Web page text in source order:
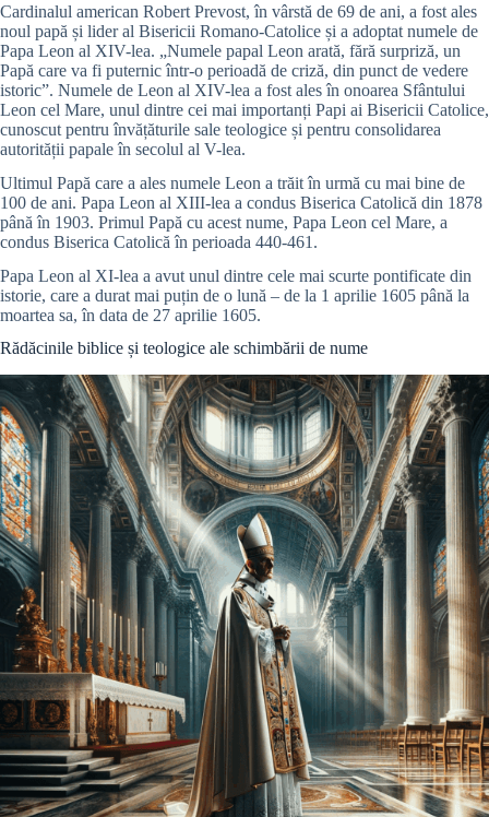
Cardinalul american Robert Prevost, în vârstă de 69 de ani, a fost ales
noul papă și lider al Bisericii Romano-Catolice și a adoptat numele de
Papa Leon al XIV-lea. „Numele papal Leon arată, fără surpriză, un
Papă care va fi puternic într-o perioadă de criză, din punct de vedere
istoric”. Numele de Leon al XIV-lea a fost ales în onoarea Sfântului
Leon cel Mare, unul dintre cei mai importanți Papi ai Bisericii Catolice,
cunoscut pentru învățăturile sale teologice și pentru consolidarea
autorității papale în secolul al V-lea.
Ultimul Papă care a ales numele Leon a trăit în urmă cu mai bine de
100 de ani. Papa Leon al XIII-lea a condus Biserica Catolică din 1878
până în 1903. Primul Papă cu acest nume, Papa Leon cel Mare, a
condus Biserica Catolică în perioada 440-461.
Papa Leon al XI-lea a avut unul dintre cele mai scurte pontificate din
istorie, care a durat mai puțin de o lună – de la 1 aprilie 1605 până la
moartea sa, în data de 27 aprilie 1605.
Rădăcinile biblice și teologice ale schimbării de nume